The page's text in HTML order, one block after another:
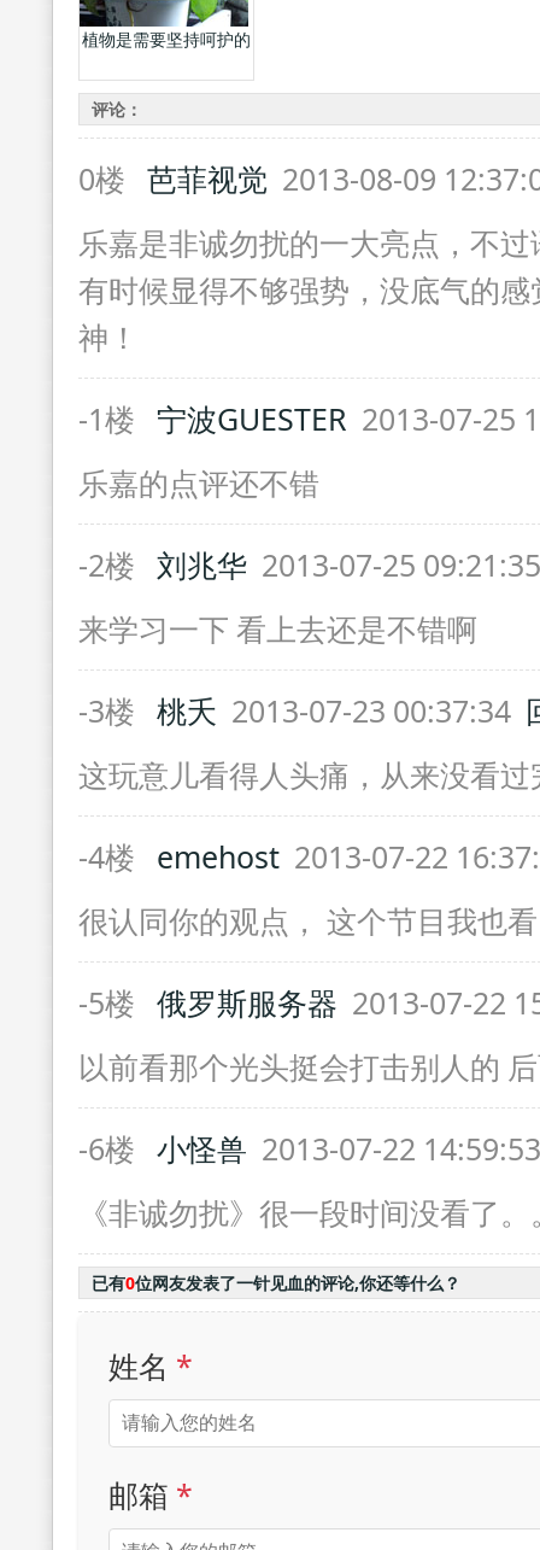
植物是需要坚持呵护的
评论：
0楼 芭菲视觉 2013-08-09
乐嘉是非诚勿扰的一大亮点，不
有时候显得不够强势，没底气的
神！
-1楼 宁波GUESTER 2013-07-25
乐嘉的点评还不错
-2楼 刘兆华 2013-07-25
来学习一下 看上去还是不错啊
-3楼 桃夭 2013-07-23 00:37:34
这玩意儿看得人头痛，从来没看
-4楼 emehost 2013-07-22
很认同你的观点， 这个节目我也
-5楼 俄罗斯服务器 2013-07-22
以前看那个光头挺会打击别人的
-6楼 小怪兽 2013-07-22
《非诚勿扰》很一段时间没看了。
已有0位网友发表了一针见血的评论,你还等什么？
姓名 *
邮箱 *